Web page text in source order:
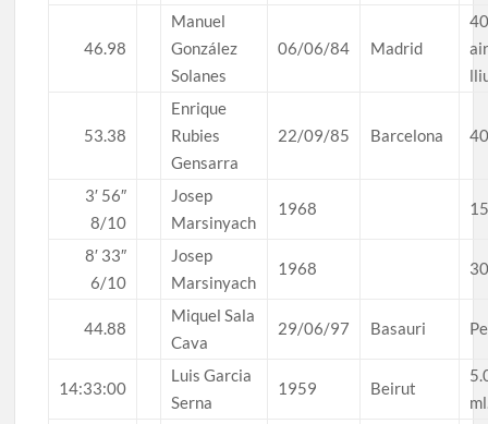
46.98
Manuel
González
Solanes
06/06/84 Madrid
53.38
Enrique
Rubies
Gensarra
22/09/85 Barcelona
3′ 56″
8/10
Josep
Marsinyach
1968
8′ 33″
6/10
Josep
Marsinyach
1968
44.88
Miquel Sala
Cava
29/06/97 Basauri
14:33:00
Luis Garcia
Serna
1959 Beirut